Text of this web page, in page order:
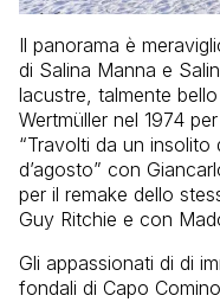
Il panorama è
di Salina Manna e
lacustre, talmente
Wertmüller nel 1974
“Travolti da un insolito
d’agosto” con
per il remake dello
Guy Ritchie e con
Gli appassionati di di
fondali di Capo